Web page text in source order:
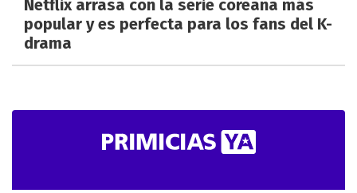
Netflix arrasa con la serie coreana más
popular y es perfecta para los fans del K-
drama